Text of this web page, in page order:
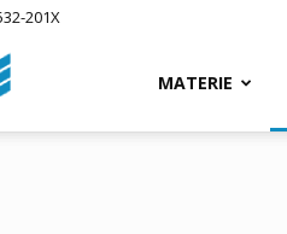
201X
GiuriCivile.it MATERIE